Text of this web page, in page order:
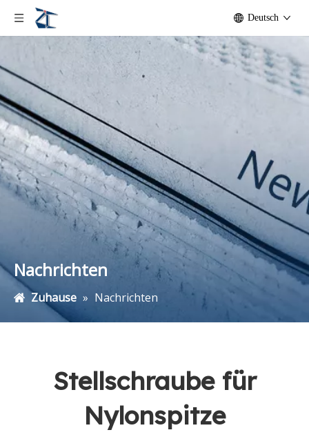
Deutsch
Nachrichten
Zuhause » Nachrichten
Stellschraube für
Nylonspitze